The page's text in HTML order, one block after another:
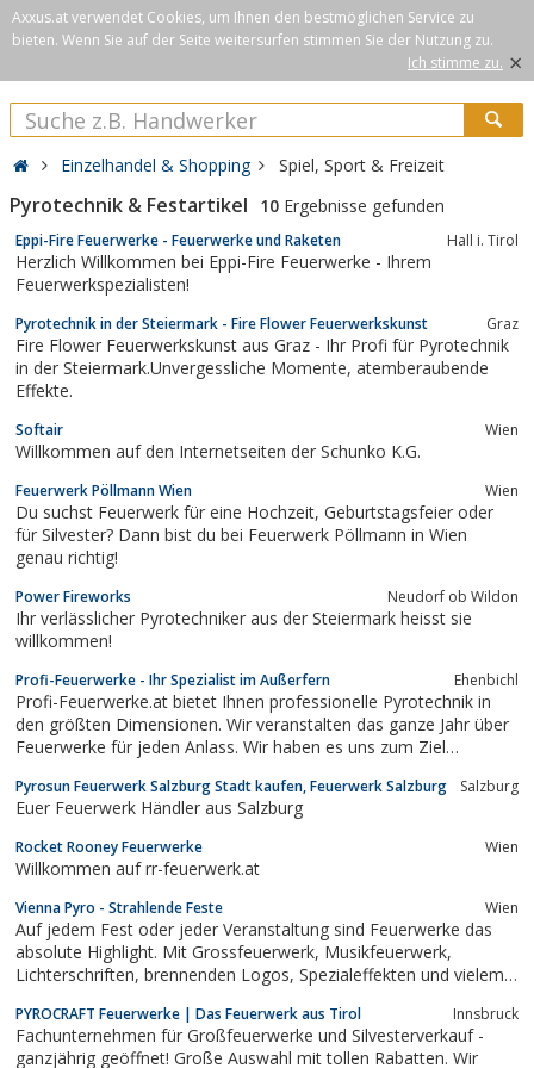
Axxus.at verwendet Cookies, um Ihnen den bestmöglichen Service zu
bieten. Wenn Sie auf der Seite weitersurfen stimmen Sie der Nutzung zu.
Ich stimme zu. ×
Einzelhandel & Shopping Spiel, Sport & Freizeit
Pyrotechnik & Festartikel 10 Ergebnisse gefunden
Eppi-Fire Feuerwerke - Feuerwerke und Raketen Hall i. Tirol
Herzlich Willkommen bei Eppi-Fire Feuerwerke - Ihrem
Feuerwerkspezialisten!
Pyrotechnik in der Steiermark - Fire Flower Feuerwerkskunst Graz
Fire Flower Feuerwerkskunst aus Graz - Ihr Profi für Pyrotechnik
in der Steiermark.Unvergessliche Momente, atemberaubende
Effekte.
Softair Wien
Willkommen auf den Internetseiten der Schunko K.G.
Feuerwerk Pöllmann Wien Wien
Du suchst Feuerwerk für eine Hochzeit, Geburtstagsfeier oder
für Silvester? Dann bist du bei Feuerwerk Pöllmann in Wien
genau richtig!
Power Fireworks Neudorf ob Wildon
Ihr verlässlicher Pyrotechniker aus der Steiermark heisst sie
willkommen!
Profi-Feuerwerke - Ihr Spezialist im Außerfern Ehenbichl
Profi-Feuerwerke.at bietet Ihnen professionelle Pyrotechnik in
den größten Dimensionen. Wir veranstalten das ganze Jahr über
Feuerwerke für jeden Anlass. Wir haben es uns zum Ziel
werden zu lassen.
Pyrosun Feuerwerk Salzburg Stadt kaufen, Feuerwerk Salzburg Salzburg
Euer Feuerwerk Händler aus Salzburg
Rocket Rooney Feuerwerke Wien
Willkommen auf rr-feuerwerk.at
Vienna Pyro - Strahlende Feste Wien
Auf jedem Fest oder jeder Veranstaltung sind Feuerwerke das
absolute Highlight. Mit Grossfeuerwerk, Musikfeuerwerk,
Lichterschriften, brennenden Logos, Spezialeffekten und vielem
Erlebnis.
PYROCRAFT Feuerwerke | Das Feuerwerk aus Tirol Innsbruck
Fachunternehmen für Großfeuerwerke und Silvesterverkauf -
ganzjährig geöffnet! Große Auswahl mit tollen Rabatten. Wir